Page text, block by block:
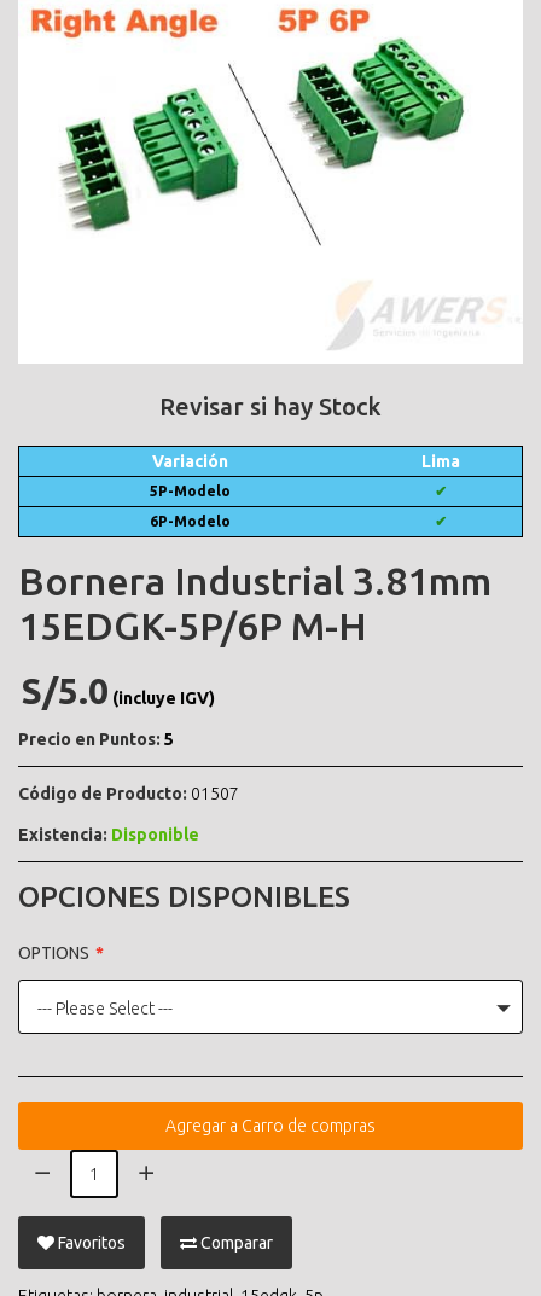
Revisar si hay Stock
Variación Lima
5P-Modelo
✔
6P-Modelo
✔
Bornera Industrial 3.81mm
15EDGK-5P/6P M-H
S/5.0 (incluye IGV)
Precio en Puntos: 5
Código de Producto: 01507
Existencia: Disponible
OPCIONES DISPONIBLES
OPTIONS
--- Please Select ---
Agregar a Carro de compras
Favoritos Comparar